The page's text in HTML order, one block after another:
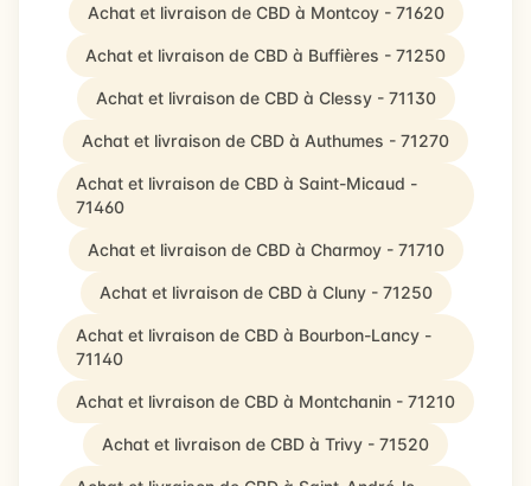
Achat et livraison de CBD à Montcoy - 71620
Achat et livraison de CBD à Buffières - 71250
Achat et livraison de CBD à Clessy - 71130
Achat et livraison de CBD à Authumes - 71270
Achat et livraison de CBD à Saint-Micaud -
71460
Achat et livraison de CBD à Charmoy - 71710
Achat et livraison de CBD à Cluny - 71250
Achat et livraison de CBD à Bourbon-Lancy -
71140
Achat et livraison de CBD à Montchanin - 71210
Achat et livraison de CBD à Trivy - 71520